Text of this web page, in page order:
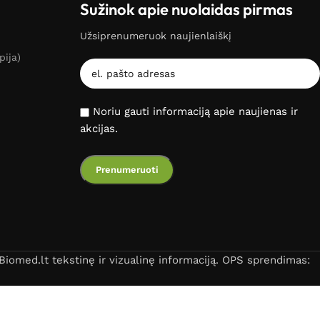
Sužinok apie nuolaidas pirmas
Užsiprenumeruok naujienlaiškį
Noriu gauti informaciją apie naujienas ir
akcijas.
tekstinę ir vizualinę informaciją. OPS sprendimas: